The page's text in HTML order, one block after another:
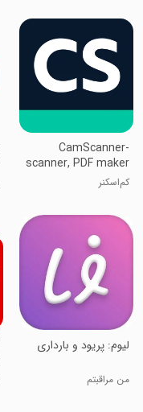
CamScanner-
scanner, PDF maker
کم‌اسکنر
‏‏‏‏‏لیوم: پریود و بارداری
من مراقبتم